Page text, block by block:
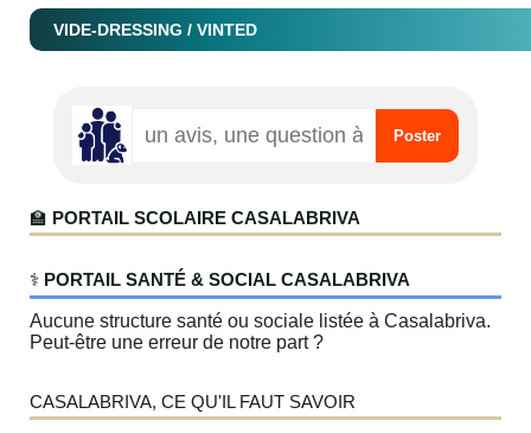
VIDE-DRESSING / VINTED
🏫 PORTAIL SCOLAIRE CASALABRIVA
‍⚕️ PORTAIL SANTÉ & SOCIAL CASALABRIVA
Aucune structure santé ou sociale listée à Casalabriva.
Peut-être une erreur de notre part ?
CASALABRIVA, CE QU'IL FAUT SAVOIR